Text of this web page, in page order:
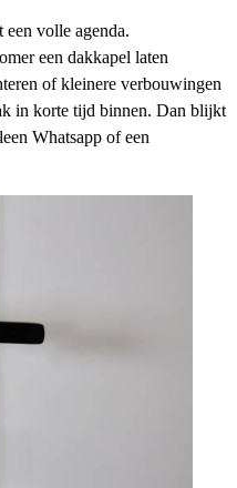
een volle agenda.
een dakkapel laten
of kleinere verbouwingen
in korte tijd binnen. Dan blijkt
Whatsapp of een